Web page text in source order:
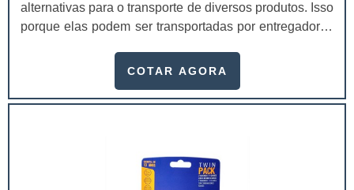
alternativas para o transporte de diversos produtos. Isso
porque elas podem ser transportadas por entregadores
rápida. Existem diversas peças personalizados, que
para lanches delivery pode mudar.Essas embalagens
COTAR AGORA